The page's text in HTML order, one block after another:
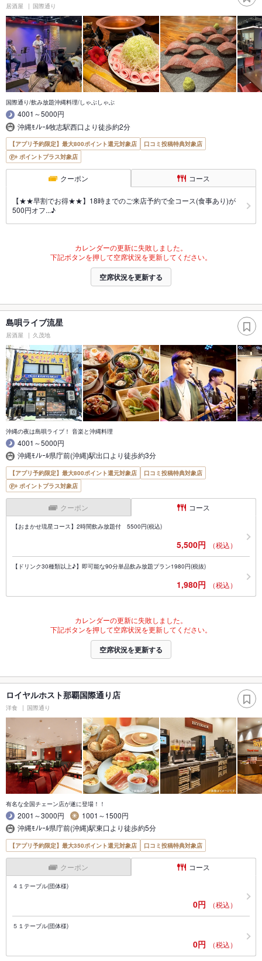
居酒屋 国際通り
国際通り/飲み放題沖縄料理/しゃぶしゃぶ
4001～5000円
沖縄ﾓﾉﾚｰﾙ牧志駅西口より徒歩約2分
【アプリ予約限定】最大800ポイント還元対象店
口コミ投稿特典対象店
ポイントプラス対象店
クーポン コース
【★★早割でお得★★】18時までのご来店予約で全コース(食事あり)が
500円オフ...♪
カレンダーの更新に失敗しました。
下記ボタンを押して空席状況を更新してください。
空席状況を更新する
島唄ライブ流星
居酒屋 久茂地
沖縄の夜は島唄ライブ！ 音楽と沖縄料理
4001～5000円
沖縄ﾓﾉﾚｰﾙ県庁前(沖縄)駅出口より徒歩約3分
【アプリ予約限定】最大800ポイント還元対象店
口コミ投稿特典対象店
ポイントプラス対象店
クーポン コース
【おまかせ琉星コース】2時間飲み放題付 5500円(税込)
5,500円 （税込）
【ドリンク30種類以上♪】即可能な90分単品飲み放題プラン1980円(税抜)
1,980円 （税込）
カレンダーの更新に失敗しました。
下記ボタンを押して空席状況を更新してください。
空席状況を更新する
ロイヤルホスト那覇国際通り店
洋食 国際通り
有名な全国チェーン店が遂に登場！！
2001～3000円
1001～1500円
沖縄ﾓﾉﾚｰﾙ県庁前(沖縄)駅東口より徒歩約5分
【アプリ予約限定】最大350ポイント還元対象店 口コミ投稿特典対象店
クーポン コース
４１テーブル(団体様)
0円 （税込）
５１テーブル(団体様)
0円 （税込）